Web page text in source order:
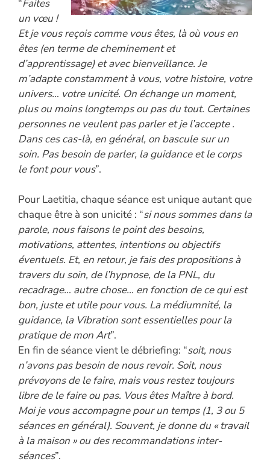
“Faites
un vœu !
Et je vous reçois comme vous êtes, là où vous en
êtes (en terme de cheminement et
d’apprentissage) et avec bienveillance. Je
m’adapte constamment à vous, votre histoire, votre
univers… votre unicité. On échange un moment,
plus ou moins longtemps ou pas du tout. Certaines
personnes ne veulent pas parler et je l’accepte .
Dans ces cas-là, en général, on bascule sur un
soin. Pas besoin de parler, la guidance et le corps
le font pour vous”.
Pour Laetitia, chaque séance est unique autant que
chaque être à son unicité : “si nous sommes dans la
parole, nous faisons le point des besoins,
motivations, attentes, intentions ou objectifs
éventuels. Et, en retour, je fais des propositions à
travers du soin, de l’hypnose, de la PNL, du
recadrage… autre chose… en fonction de ce qui est
bon, juste et utile pour vous. La médiumnité, la
guidance, la Vibration sont essentielles pour la
pratique de mon Art”.
En fin de séance vient le débriefing: “soit, nous
n’avons pas besoin de nous revoir. Soit, nous
prévoyons de le faire, mais vous restez toujours
libre de le faire ou pas. Vous êtes Maître à bord.
Moi je vous accompagne pour un temps (1, 3 ou 5
séances en général). Souvent, je donne du « travail
à la maison » ou des recommandations inter-
séances”.